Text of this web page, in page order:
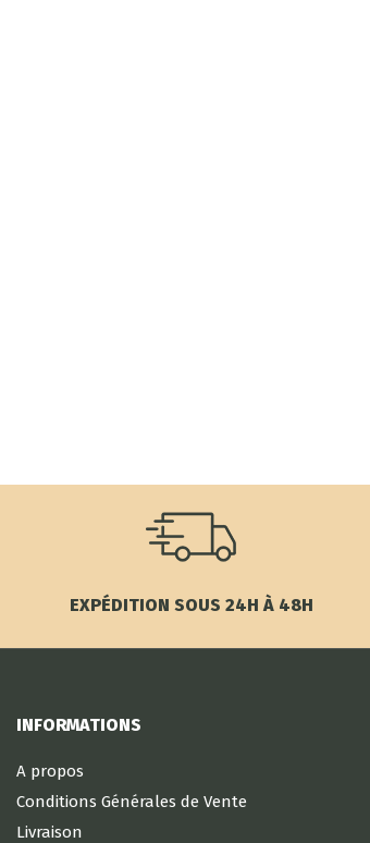
EXPÉDITION SOUS 24H À 48H
INFORMATIONS
A propos
Conditions Générales de Vente
Livraison